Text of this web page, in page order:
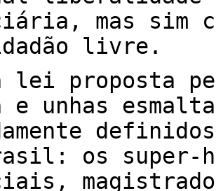
mas sim
livre.
lei proposta
e unhas
os super-